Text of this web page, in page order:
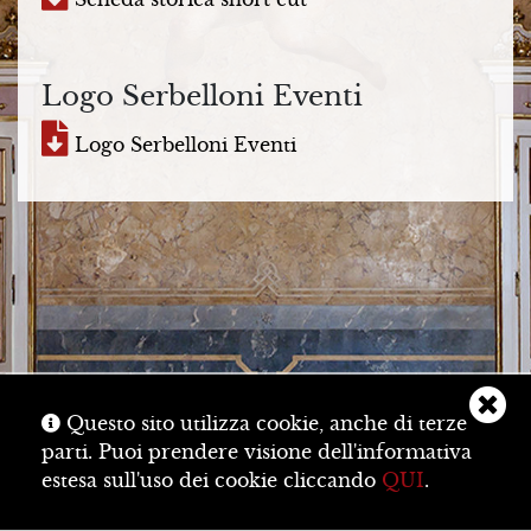
Questo sito utilizza cookie, anche di terze
parti. Puoi prendere visione dell'informativa
estesa sull'uso dei cookie cliccando QUI.
I
V
E
N
T
I
A
L
Logo Serbelloni Eventi
Logo Serbelloni Eventi
Privacy Cookie Credits